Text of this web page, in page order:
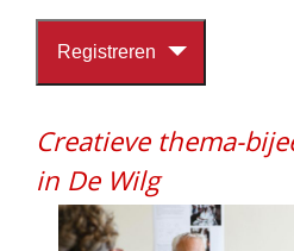
Registreren
Creatieve thema-
in De Wilg